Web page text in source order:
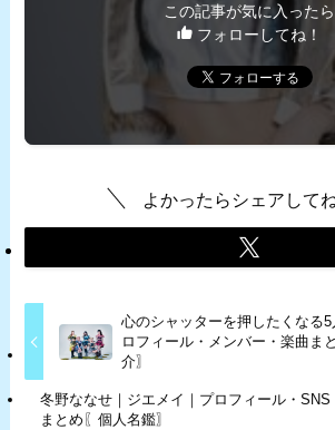
この記事が気に入ったら
フォローしてね！
よかったらシェアしてね
心のシャッターを押したくなる
ロフィール・メンバー・楽曲ま
介〗
冬野ななせ｜ジエメイ｜プロフィール・SNS
まとめ〖個人名鑑〗